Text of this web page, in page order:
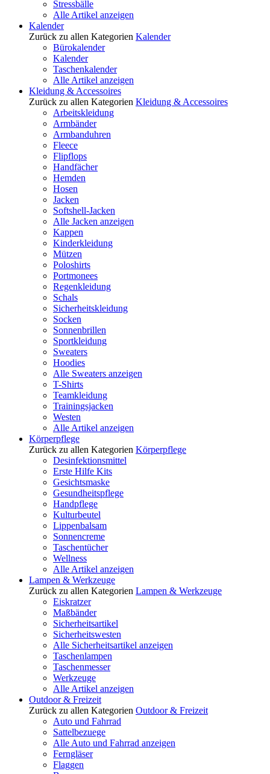
Stressbälle
Alle Artikel anzeigen
Kalender
Zurück zu allen Kategorien Kalender
Bürokalender
Kalender
Taschenkalender
Alle Artikel anzeigen
Kleidung & Accessoires
Zurück zu allen Kategorien Kleidung & Accessoires
Arbeitskleidung
Armbänder
Armbanduhren
Fleece
Flipflops
Handfächer
Hemden
Hosen
Jacken
Softshell-Jacken
Alle Jacken anzeigen
Kappen
Kinderkleidung
Mützen
Poloshirts
Portmonees
Regenkleidung
Schals
Sicherheitskleidung
Socken
Sonnenbrillen
Sportkleidung
Sweaters
Hoodies
Alle Sweaters anzeigen
T-Shirts
Teamkleidung
Trainingsjacken
Westen
Alle Artikel anzeigen
Körperpflege
Zurück zu allen Kategorien Körperpflege
Desinfektionsmittel
Erste Hilfe Kits
Gesichtsmaske
Gesundheitspflege
Handpflege
Kulturbeutel
Lippenbalsam
Sonnencreme
Taschentücher
Wellness
Alle Artikel anzeigen
Lampen & Werkzeuge
Zurück zu allen Kategorien Lampen & Werkzeuge
Eiskratzer
Maßbänder
Sicherheitsartikel
Sicherheitswesten
Alle Sicherheitsartikel anzeigen
Taschenlampen
Taschenmesser
Werkzeuge
Alle Artikel anzeigen
Outdoor & Freizeit
Zurück zu allen Kategorien Outdoor & Freizeit
Auto und Fahrrad
Sattelbezuege
Alle Auto und Fahrrad anzeigen
Ferngläser
Flaggen